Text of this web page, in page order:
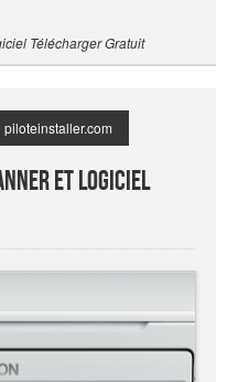
Télécharger Gratuit
piloteinstaller.com
Et Logiciel